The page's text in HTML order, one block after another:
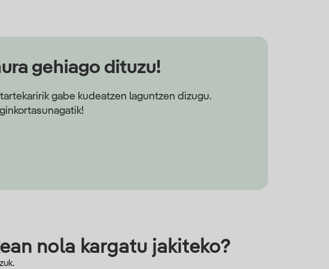
gehiago dituzu!
gabe kudeatzen laguntzen dizugu.
nola kargatu jakiteko?